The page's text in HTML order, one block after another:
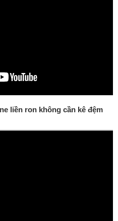
liền ron không cần kê đệm